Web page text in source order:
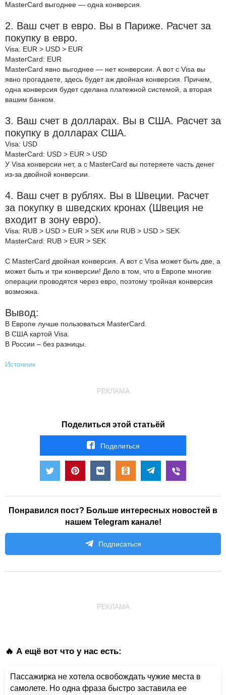
MasterCard выгоднее — одна конверсия.
2. Ваш счет в евро. Вы в Париже. Расчет за
покупку в евро.
Visa: EUR > USD > EUR
MasterCard: EUR
MasterCard явно выгоднее — нет конверсии. А вот с Visa вы
явно прогадаете, здесь будет аж двойная конверсия. Причем,
одна конверсия будет сделана платежной системой, а вторая
вашим банком.
3. Ваш счет в долларах. Вы в США. Расчет за
покупку в долларах США.
Visa: USD
MasterCard: USD > EUR > USD
У Visa конверсии нет, а с MasterCard вы потеряете часть денег
из-за двойной конверсии.
4. Ваш счет в рублях. Вы в Швеции. Расчет
за покупку в шведских кронах (Швеция не
входит в зону евро).
Visa: RUB > USD > EUR > SEK или RUB > USD > SEK
MasterCard: RUB > EUR > SEK
С MasterCard двойная конверсия. А вот с Visa может быть две, а
может быть и три конверсии! Дело в том, что в Европе многие
операции проводятся через евро, поэтому тройная конверсия
возможна.
Вывод:
В Европе лучше пользоваться MasterCard.
В США картой Visa.
В России – без разницы.
Источник
РЕКЛАМА
Поделиться этой статьёй
Поделиться
Понравился пост? Больше интересных новостей в
нашем Telegram канале!
Подписаться
РЕКЛАМА
🔥 А ещё вот что у нас есть:
Пассажирка не хотела освобождать чужие места в
самолете. Но одна фраза быстро заставила ее